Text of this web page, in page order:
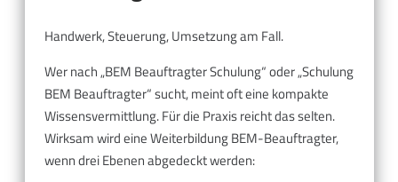
Handwerk, Steuerung, Umsetzung am Fall.
Wer nach „BEM Beauftragter Schulung“ oder „Schulung
BEM Beauftragter“ sucht, meint oft eine kompakte
Wissensvermittlung. Für die Praxis reicht das selten.
Wirksam wird eine Weiterbildung BEM-Beauftragter,
wenn drei Ebenen abgedeckt werden: